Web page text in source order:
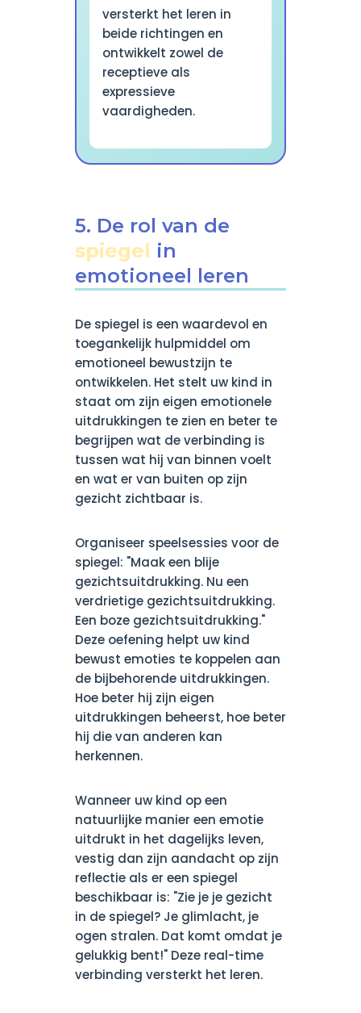
versterkt het leren in
beide richtingen en
ontwikkelt zowel de
receptieve als
expressieve
vaardigheden.
5. De rol van de
spiegel in
emotioneel leren
De spiegel is een waardevol en
toegankelijk hulpmiddel om
emotioneel bewustzijn te
ontwikkelen. Het stelt uw kind in
staat om zijn eigen emotionele
uitdrukkingen te zien en beter te
begrijpen wat de verbinding is
tussen wat hij van binnen voelt
en wat er van buiten op zijn
gezicht zichtbaar is.
Organiseer speelsessies voor de
spiegel: "Maak een blije
gezichtsuitdrukking. Nu een
verdrietige gezichtsuitdrukking.
Een boze gezichtsuitdrukking."
Deze oefening helpt uw kind
bewust emoties te koppelen aan
de bijbehorende uitdrukkingen.
Hoe beter hij zijn eigen
uitdrukkingen beheerst, hoe beter
hij die van anderen kan
herkennen.
Wanneer uw kind op een
natuurlijke manier een emotie
uitdrukt in het dagelijks leven,
vestig dan zijn aandacht op zijn
reflectie als er een spiegel
beschikbaar is: "Zie je je gezicht
in de spiegel? Je glimlacht, je
ogen stralen. Dat komt omdat je
gelukkig bent!" Deze real-time
verbinding versterkt het leren.